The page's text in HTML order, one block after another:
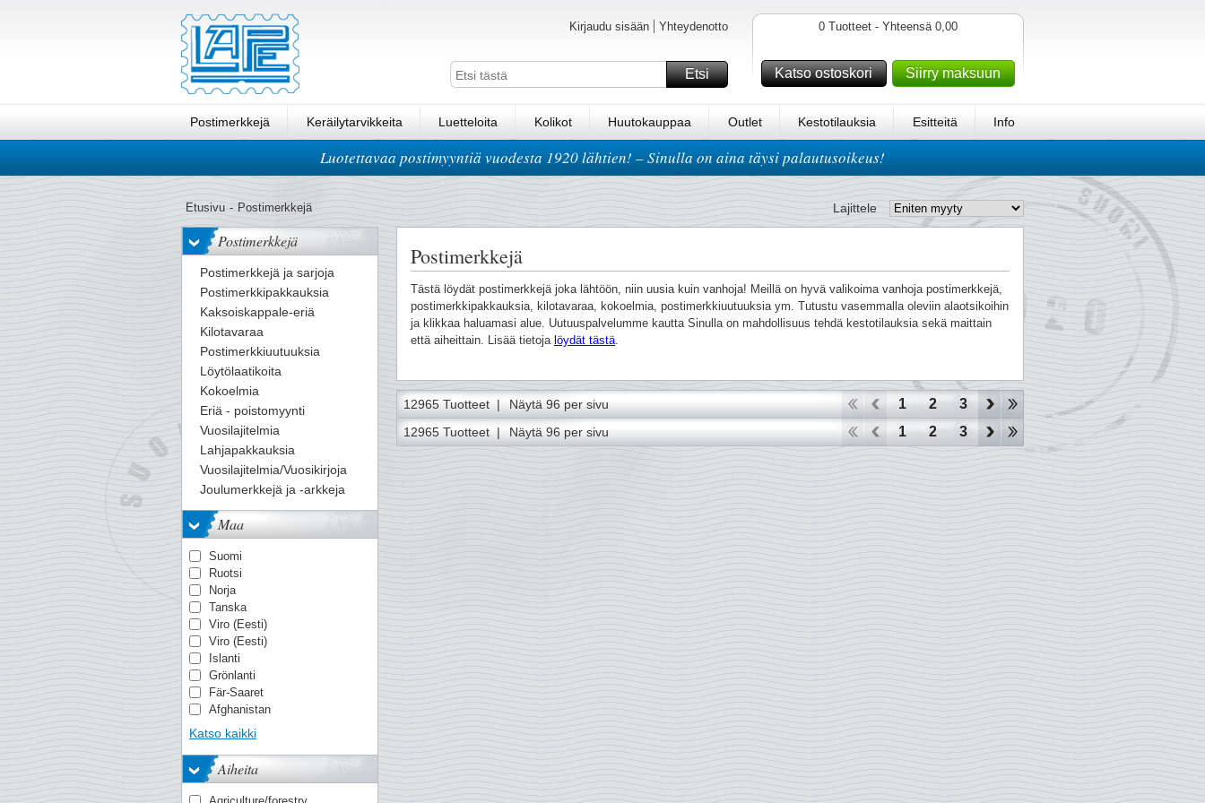
Kirjaudu sisään Yhteydenotto
Etsi
0 Tuotteet - Yhteensä 0,00
Katso ostoskori Siirry maksuun
Postimerkkejä Keräilytarvikkeita Luetteloita Kolikot Huutokauppaa Outlet Kestotilauksia Esitteitä Info
Luotettavaa postimyyntiä vuodesta 1920 lähtien! – Sinulla on aina täysi palautusoikeus!
Etusivu - Postimerkkejä Lajittele
Postimerkkejä
Postimerkkejä ja sarjoja
Postimerkkipakkauksia
Kaksoiskappale-eriä
Kilotavaraa
Postimerkkiuutuuksia
Löytölaatikoita
Kokoelmia
Eriä - poistomyynti
Vuosilajitelmia
Lahjapakkauksia
Vuosilajitelmia/Vuosikirjoja
Joulumerkkejä ja -arkkeja
Maa
Suomi
Ruotsi
Norja
Tanska
Viro (Eesti)
Viro (Eesti)
Islanti
Grönlanti
Fär-Saaret
Afghanistan
Ahvenanmaa
Ahvenanmaa
Alankomaiden Itä-Intia
Albania
Alderney
Katso kaikki
Aiheita
Postimerkkejä
Tästä löydät postimerkkejä joka lähtöön, niin uusia kuin vanhoja! Meillä on hyvä valikoima vanhoja postimerkkejä,
postimerkkipakkauksia, kilotavaraa, kokoelmia, postimerkkiuutuuksia ym. Tutustu vasemmalla oleviin alaotsikoihin
ja klikkaa haluamasi alue. Uutuuspalvelumme kautta Sinulla on mahdollisuus tehdä kestotilauksia sekä maittain
että aiheittain. Lisää tietoja löydät tästä.
12965 Tuotteet | Näytä 96 per sivu 1 2 3 4 7
12965 Tuotteet | Näytä 96 per sivu 1 2 3 4 8